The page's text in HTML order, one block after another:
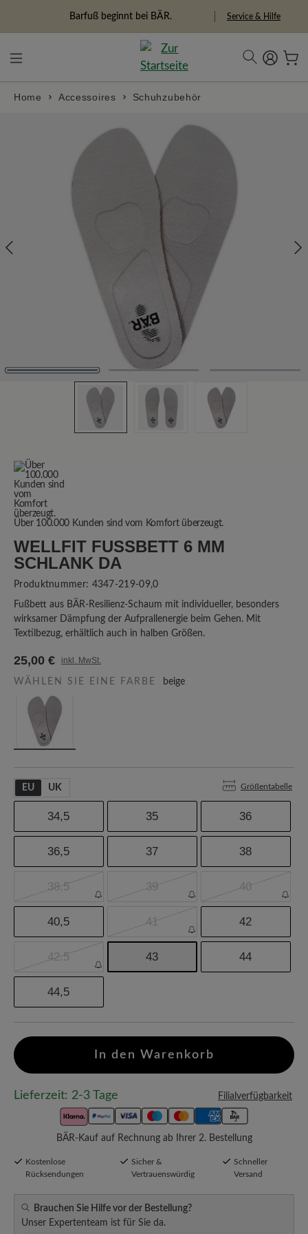
Freiheitspioniere Service & Hilfe
Home Accessoires Schuhzubehör
Über 100.000 Kunden sind vom Komfort überzeugt.
WELLFIT FUSSBETT 6 MM S
CHLANK DA
Produktnummer: 4347-219-09,0
Fußbett aus BÄR-Resilienz-Schaum mit individueller, besonders
wirksamer Dämpfung der Aufprallenergie beim Gehen. Mit
Textilbezug, erhältlich auch in halben Größen.
25,00 € inkl. MwSt.
WÄHLEN SIE EINE FARBE beige
EU UK Größentabelle
34,5 35 36
36,5 37 38
38.5 39 40
40,5 41 42
42.5 43 44
44,5
In den Warenkorb
Lieferzeit: 2-3 Tage Filialverfügbarkeit
BÄR-Kauf auf Rechnung ab Ihrer 2. Bestellung
Kostenlose
Rücksendungen
Sicher &
Vertrauenswürdig
Schneller
Versand
Brauchen Sie Hilfe vor der Bestellung?
Unser Expertenteam ist für Sie da.